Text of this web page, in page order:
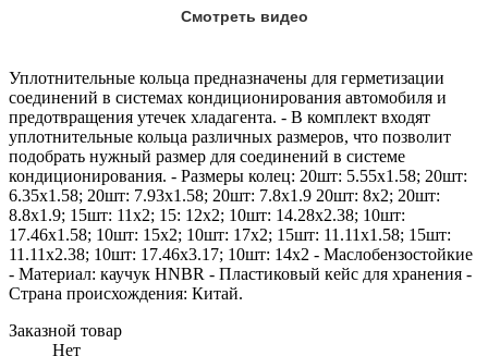
Смотреть видео
Уплотнительные кольца предназначены для герметизации
соединений в системах кондиционирования автомобиля и
предотвращения утечек хладагента. - В комплект входят
уплотнительные кольца различных размеров, что позволит
подобрать нужный размер для соединений в системе
кондиционирования. - Размеры колец: 20шт: 5.55x1.58; 20шт:
6.35x1.58; 20шт: 7.93x1.58; 20шт: 7.8x1.9 20шт: 8x2; 20шт:
8.8x1.9; 15шт: 11x2; 15: 12x2; 10шт: 14.28x2.38; 10шт:
17.46x1.58; 10шт: 15x2; 10шт: 17x2; 15шт: 11.11x1.58; 15шт:
11.11x2.38; 10шт: 17.46x3.17; 10шт: 14x2 - Маслобензостойкие
- Материал: каучук HNBR - Пластиковый кейс для хранения -
Страна происхождения: Китай.
Заказной товар
Нет